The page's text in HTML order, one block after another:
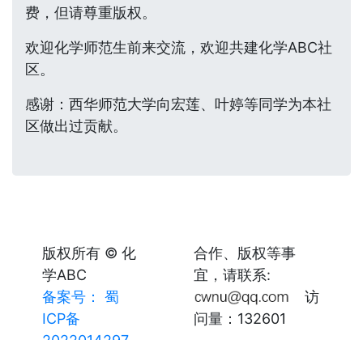
费，但请尊重版权。
欢迎化学师范生前来交流，欢迎共建化学ABC社
区。
感谢：西华师范大学向宏莲、叶婷等同学为本社
区做出过贡献。
版权所有 © 化
学ABC
备案号： 蜀
ICP备
合作、版权等事
宜，请联系:
访
问量：132601